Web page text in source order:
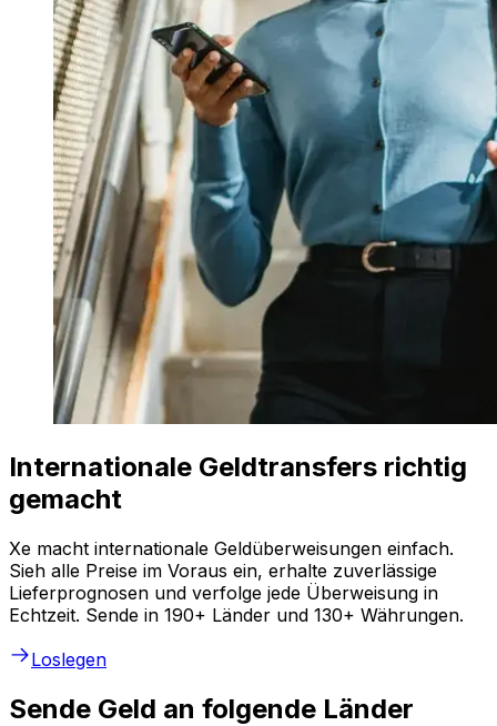
Internationale Geldtransfers richtig
gemacht
Xe macht internationale Geldüberweisungen einfach.
Sieh alle Preise im Voraus ein, erhalte zuverlässige
Lieferprognosen und verfolge jede Überweisung in
Echtzeit. Sende in 190+ Länder und 130+ Währungen.
Loslegen
Sende Geld an folgende Länder